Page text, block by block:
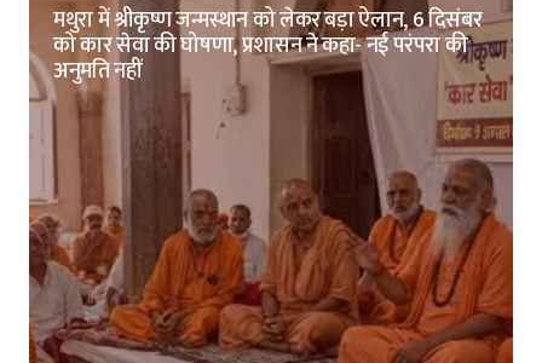
मथुरा में श्रीकृष्ण जन्मस्थान को लेकर बड़ा ऐलान, 6 दिसंबर
को कार सेवा की घोषणा, प्रशासन ने कहा- नई परंपरा की
अनुमति नहीं